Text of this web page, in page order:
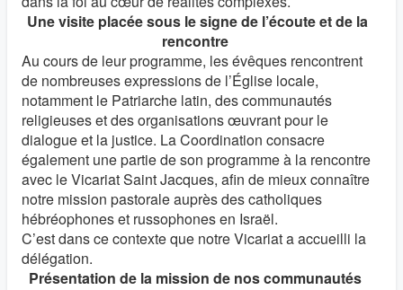
Une visite placée sous le signe de l’écoute et de la
rencontre
Au cours de leur programme, les évêques rencontrent
de nombreuses expressions de l’Église locale,
notamment le Patriarche latin, des communautés
religieuses et des organisations œuvrant pour le
dialogue et la justice. La Coordination consacre
également une partie de son programme à la rencontre
avec le Vicariat Saint Jacques, afin de mieux connaître
notre mission pastorale auprès des catholiques
hébréophones et russophones en Israël.
C’est dans ce contexte que notre Vicariat a accueilli la
délégation.
Présentation de la mission de nos communautés